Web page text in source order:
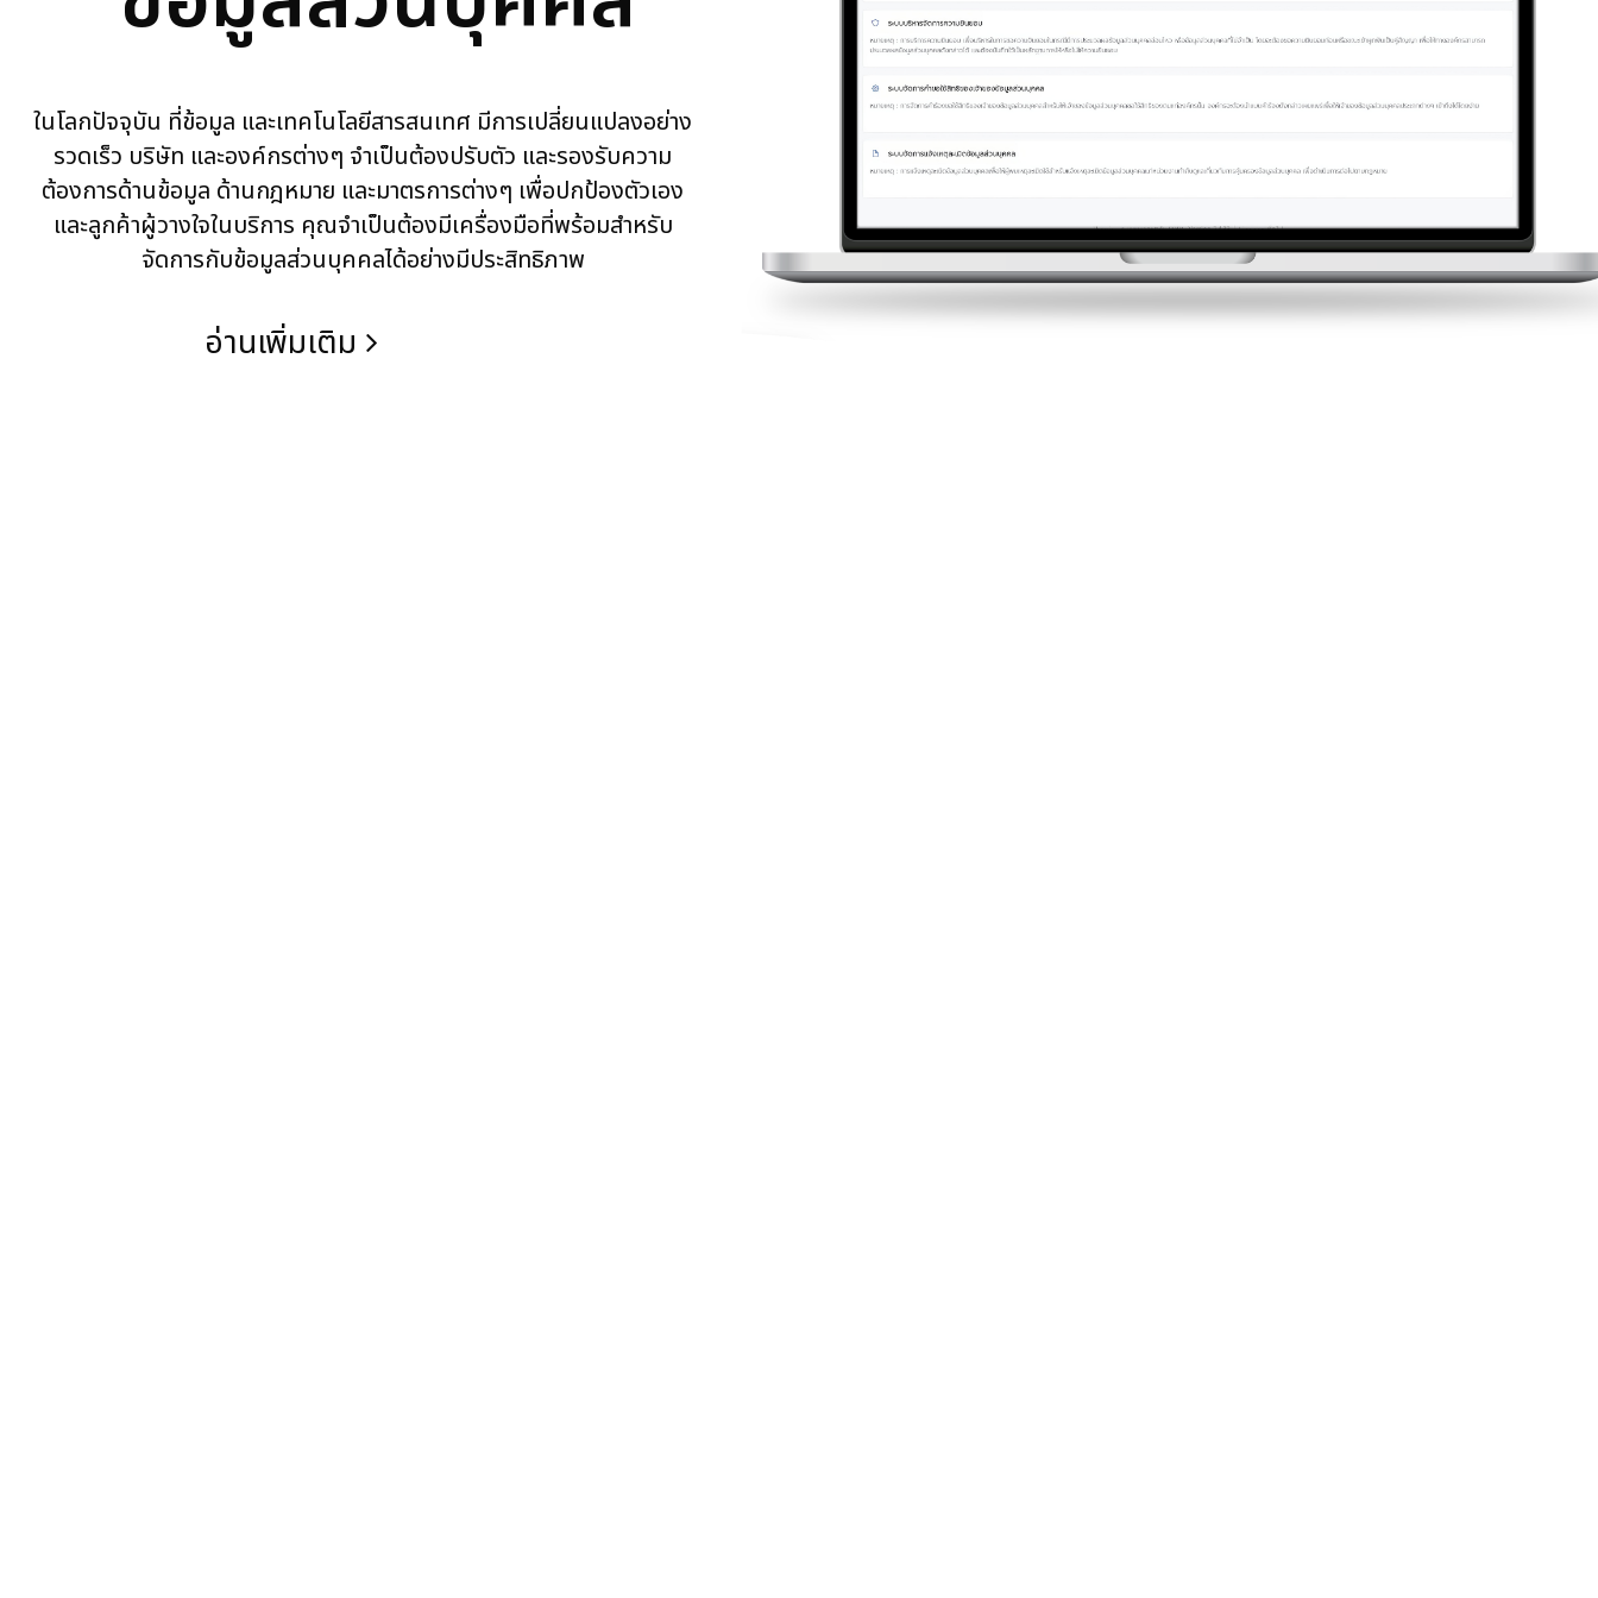
ในโลกปัจจุบัน ที่ข้อมูล และเทคโนโลยีสารสนเทศ มีการเปลี่ยนแปลงอย่าง
รวดเร็ว บริษัท และองค์กรต่างๆ จำเป็นต้องปรับตัว และรองรับความ
ต้องการด้านข้อมูล ด้านกฎหมาย และมาตรการต่างๆ เพื่อปกป้องตัวเอง
และลูกค้าผู้วางใจในบริการ คุณจำเป็นต้องมีเครื่องมือที่พร้อมสำหรับ
จัดการกับข้อมูลส่วนบุคคลได้อย่างมีประสิทธิภาพ
อ่านเพิ่มเติม